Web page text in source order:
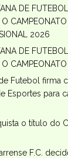
DE
CAMPEONATO
2026
DE
O
Futebol firma
Esportes para
o título do
F.C.